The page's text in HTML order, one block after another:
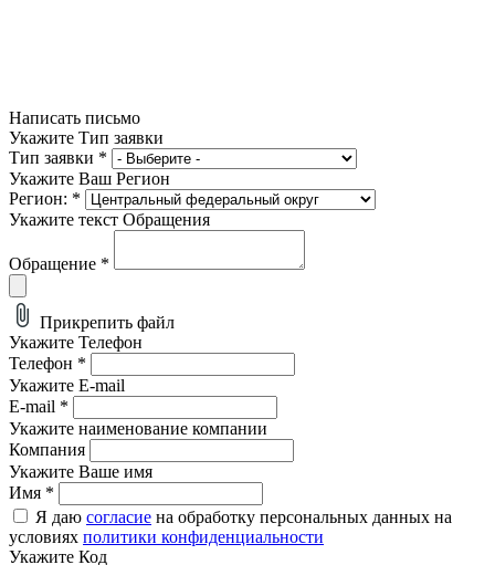
Написать письмо
Укажите Тип заявки
Тип заявки *
Укажите Ваш Регион
Регион: *
Укажите текст Обращения
Обращение *
Прикрепить файл
Укажите Телефон
Телефон *
Укажите E-mail
E-mail *
Укажите наименование компании
Компания
Укажите Ваше имя
Имя *
Я даю согласие на обработку персональных данных на
условиях политики конфиденциальности
Укажите Код